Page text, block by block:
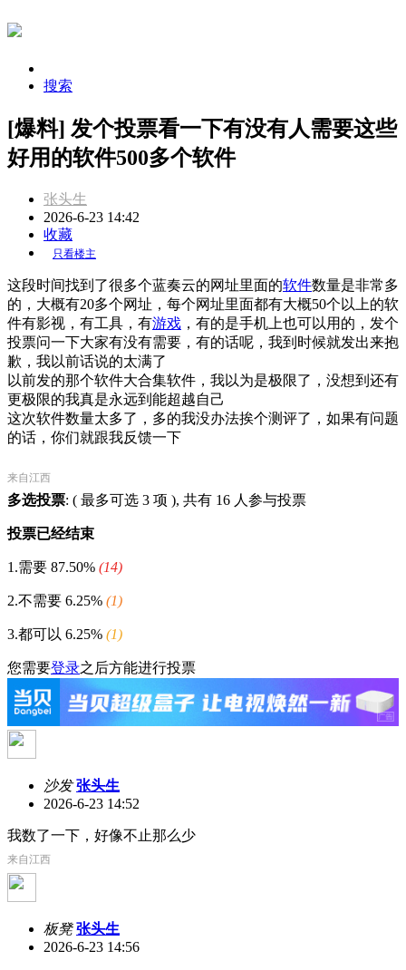
搜索
[爆料] 发个投票看一下有没有人需要这些
好用的软件500多个软件
张头生
2026-6-23 14:42
收藏
只看楼主
这段时间找到了很多个蓝奏云的网址里面的软件数量是非常多
的，大概有20多个网址，每个网址里面都有大概50个以上的软
件有影视，有工具，有游戏 ，有的是手机上也可以用的，发个
投票问一下大家有没有需要，有的话呢，我到时候就发出来抱
歉，我以前话说的太满了
以前发的那个软件大合集软件，我以为是极限了，没想到还有
更极限的我真是永远到能超越自己
这次软件数量太多了，多的我没办法挨个测评了，如果有问题
的话，你们就跟我反馈一下
来自江西
多选投票: ( 最多可选 3 项 ), 共有 16 人参与投票
投票已经结束
1.需要 87.50% (14)
2.不需要 6.25% (1)
3.都可以 6.25% (1)
您需要登录之后方能进行投票
沙发 张头生
2026-6-23 14:52
我数了一下，好像不止那么少
来自江西
板凳 张头生
2026-6-23 14:56